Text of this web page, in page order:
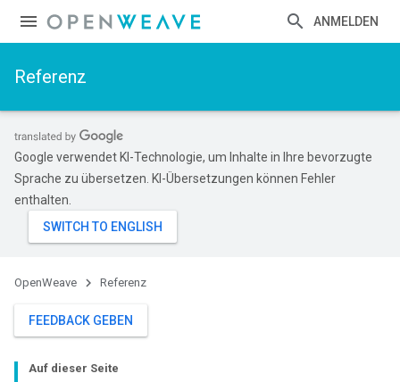
ANMELDEN
Referenz
Google verwendet KI-Technologie, um Inhalte in Ihre bevorzugte
Sprache zu übersetzen. KI-Übersetzungen können Fehler
enthalten.
OpenWeave Referenz
FEEDBACK GEBEN
Auf dieser Seite